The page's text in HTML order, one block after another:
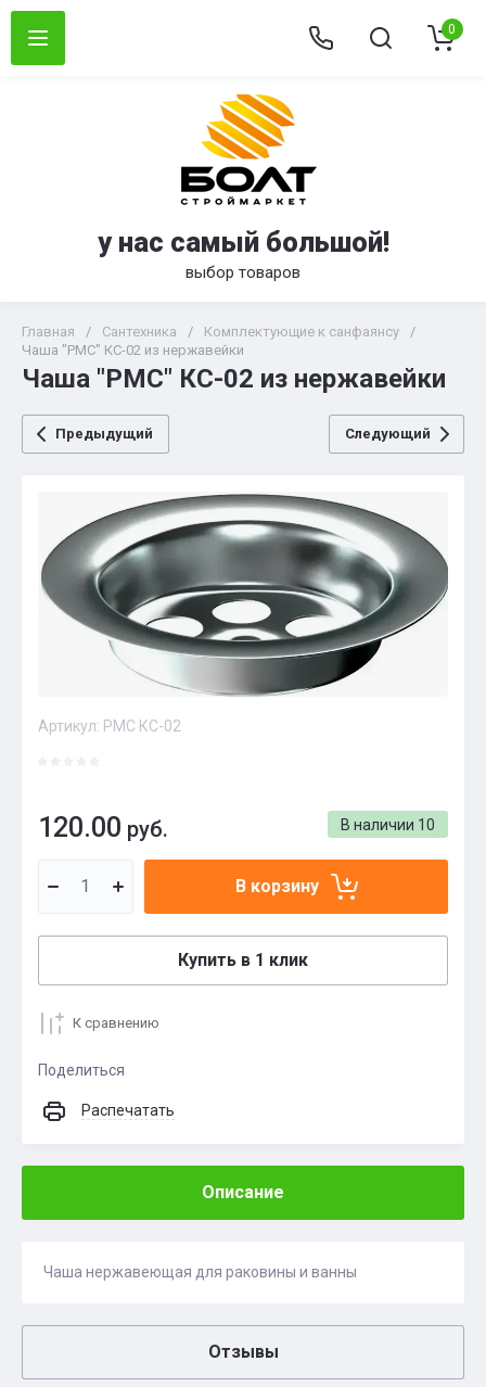
у нас самый большой!
выбор товаров
0
Главная / Сантехника / Комплектующие к санфаянсу
/
Чаша "РМС" КС-02 из нержавейки
Чаша "РМС" КС-02 из нержавейки
Предыдущий Следующий
Артикул: РМС КС-02
В наличии 10
120.00 руб.
В корзину
Купить в 1 клик
К сравнению
Поделиться
Распечатать
Описание
Чаша нержавеющая для раковины и ванны
Отзывы